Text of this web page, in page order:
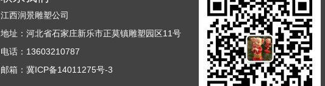
江西润景雕塑公司
地址：河北省石家庄新乐市正莫镇雕塑园区11号
电话：13603210787
邮箱：冀ICP备14011275号-3